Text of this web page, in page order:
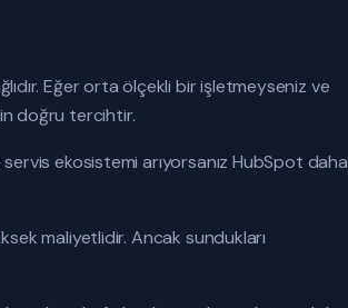
Eğer orta ölçekli bir işletmeyseniz ve
doğru tercihtir.
ekosistemi arıyorsanız HubSpot daha
maliyetlidir. Ancak sundukları